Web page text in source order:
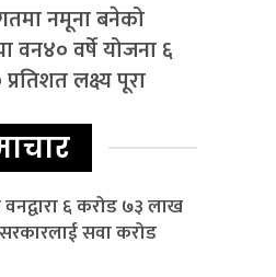
नमूना बनेको
वन४० वर्षे योजना ६
लक्ष्य पूरा
वनद्वारा ६ करोड ७३ लाख
सवा करोड